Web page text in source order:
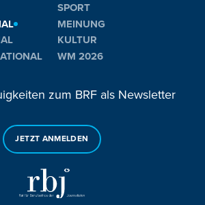
SPORT
MEINUNG
KULTUR
WM 2026
zum BRF als Newsletter
JETZT ANMELDEN